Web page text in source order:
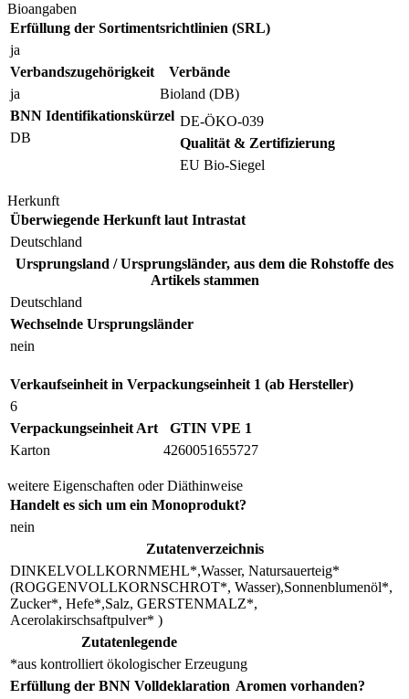
Bioangaben
Erfüllung der Sortimentsrichtlinien (SRL)
ja
Verbandszugehörigkeit
ja
Verbände
Bioland (DB)
BNN Identifikationskürzel
DB
DE-ÖKO-039
Qualität & Zertifizierung
EU Bio-Siegel
Herkunft
Überwiegende Herkunft laut Intrastat
Deutschland
Ursprungsland / Ursprungsländer, aus dem die Rohstoffe des
Artikels stammen
Deutschland
Wechselnde Ursprungsländer
nein
Verkaufseinheit in Verpackungseinheit 1 (ab Hersteller)
6
Verpackungseinheit Art
Karton
GTIN VPE 1
4260051655727
weitere Eigenschaften oder Diäthinweise
Handelt es sich um ein Monoprodukt?
nein
Zutatenverzeichnis
DINKELVOLLKORNMEHL*,Wasser, Natursauerteig*
(ROGGENVOLLKORNSCHROT*, Wasser),Sonnenblumenöl*,
Zucker*, Hefe*,Salz, GERSTENMALZ*,
Acerolakirschsaftpulver* )
Zutatenlegende
*aus kontrolliert ökologischer Erzeugung
Erfüllung der BNN Volldeklaration Aromen vorhanden?